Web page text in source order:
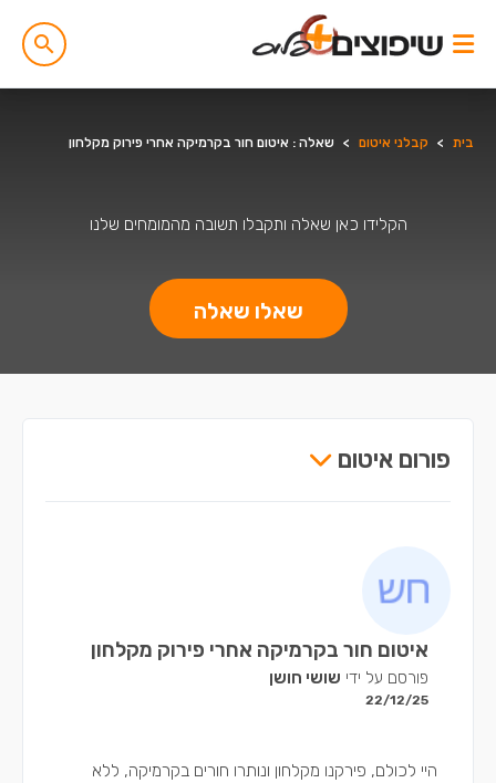
בית > קבלני איטום > שאלה : איטום חור בקרמיקה אחרי פירוק מקלחון
הקלידו כאן שאלה ותקבלו תשובה מהמומחים שלנו
שאלו שאלה
פורום איטום
איטום חור בקרמיקה אחרי פירוק מקלחון
פורסם על ידי שושי חושן
22/12/25
היי לכולם, פירקנו מקלחון ונותרו חורים בקרמיקה, ללא